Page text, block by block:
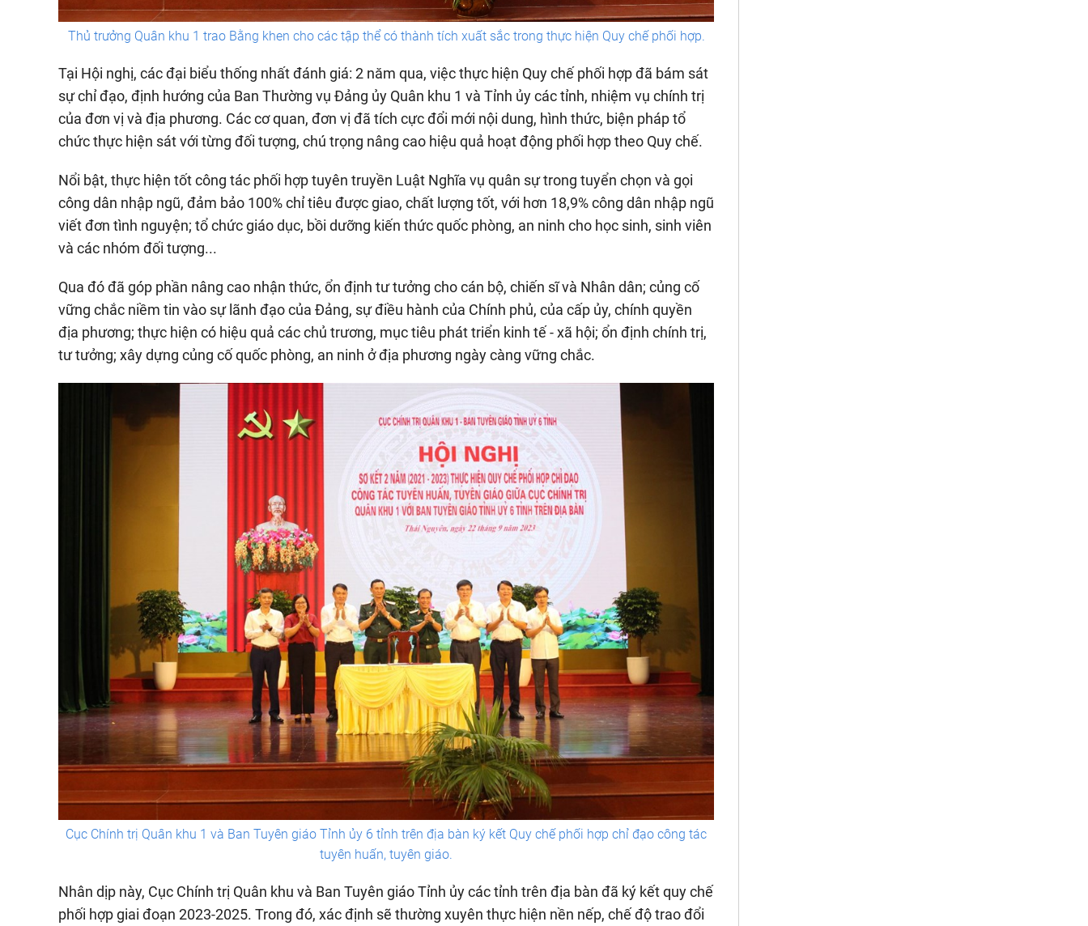
Thủ trưởng Quân khu 1 trao Bằng khen cho các tập thể có thành tích xuất sắc trong thực hiện Quy chế phối hợp.
Tại Hội nghị, các đại biểu thống nhất đánh giá: 2 năm qua, việc thực hiện Quy chế phối hợp đã bám sát
sự chỉ đạo, định hướng của Ban Thường vụ Đảng ủy Quân khu 1 và Tỉnh ủy các tỉnh, nhiệm vụ chính trị
của đơn vị và địa phương. Các cơ quan, đơn vị đã tích cực đổi mới nội dung, hình thức, biện pháp tổ
chức thực hiện sát với từng đối tượng, chú trọng nâng cao hiệu quả hoạt động phối hợp theo Quy chế.
Nổi bật, thực hiện tốt công tác phối hợp tuyên truyền Luật Nghĩa vụ quân sự trong tuyển chọn và gọi
công dân nhập ngũ, đảm bảo 100% chỉ tiêu được giao, chất lượng tốt, với hơn 18,9% công dân nhập ngũ
viết đơn tình nguyện; tổ chức giáo dục, bồi dưỡng kiến thức quốc phòng, an ninh cho học sinh, sinh viên
và các nhóm đối tượng...
Qua đó đã góp phần nâng cao nhận thức, ổn định tư tưởng cho cán bộ, chiến sĩ và Nhân dân; củng cố
vững chắc niềm tin vào sự lãnh đạo của Đảng, sự điều hành của Chính phủ, của cấp ủy, chính quyền
địa phương; thực hiện có hiệu quả các chủ trương, mục tiêu phát triển kinh tế - xã hội; ổn định chính trị,
tư tưởng; xây dựng củng cố quốc phòng, an ninh ở địa phương ngày càng vững chắc.
Cục Chính trị Quân khu 1 và Ban Tuyên giáo Tỉnh ủy 6 tỉnh trên địa bàn ký kết Quy chế phối hợp chỉ đạo công tác
tuyên huấn, tuyên giáo.
Nhân dịp này, Cục Chính trị Quân khu và Ban Tuyên giáo Tỉnh ủy các tỉnh trên địa bàn đã ký kết quy chế
phối hợp giai đoạn 2023-2025. Trong đó, xác định sẽ thường xuyên thực hiện nền nếp, chế độ trao đổi